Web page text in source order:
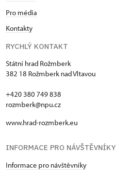
Pro média
Kontakty
RYCHLÝ KONTAKT
Státní hrad Rožmberk
382 18 Rožmberk nad Vltavou
+420 380 749 838
rozmberk@npu.cz
www.hrad-rozmberk.eu
INFORMACE PRO NÁVŠTĚVNÍKY
Informace pro návštěvníky